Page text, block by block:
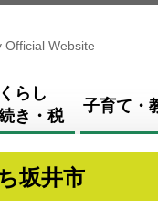
Official Website
くらし
き・税
子育て・
坂井市